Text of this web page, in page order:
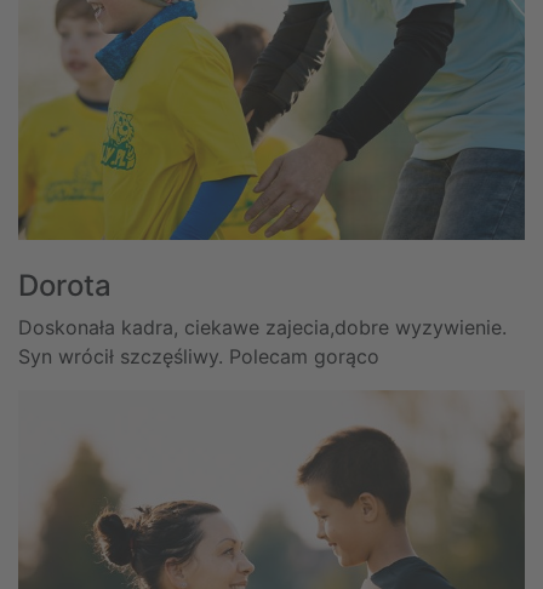
Dorota
Doskonała kadra, ciekawe zajecia,dobre wyzywienie.
Syn wrócił szczęśliwy. Polecam gorąco